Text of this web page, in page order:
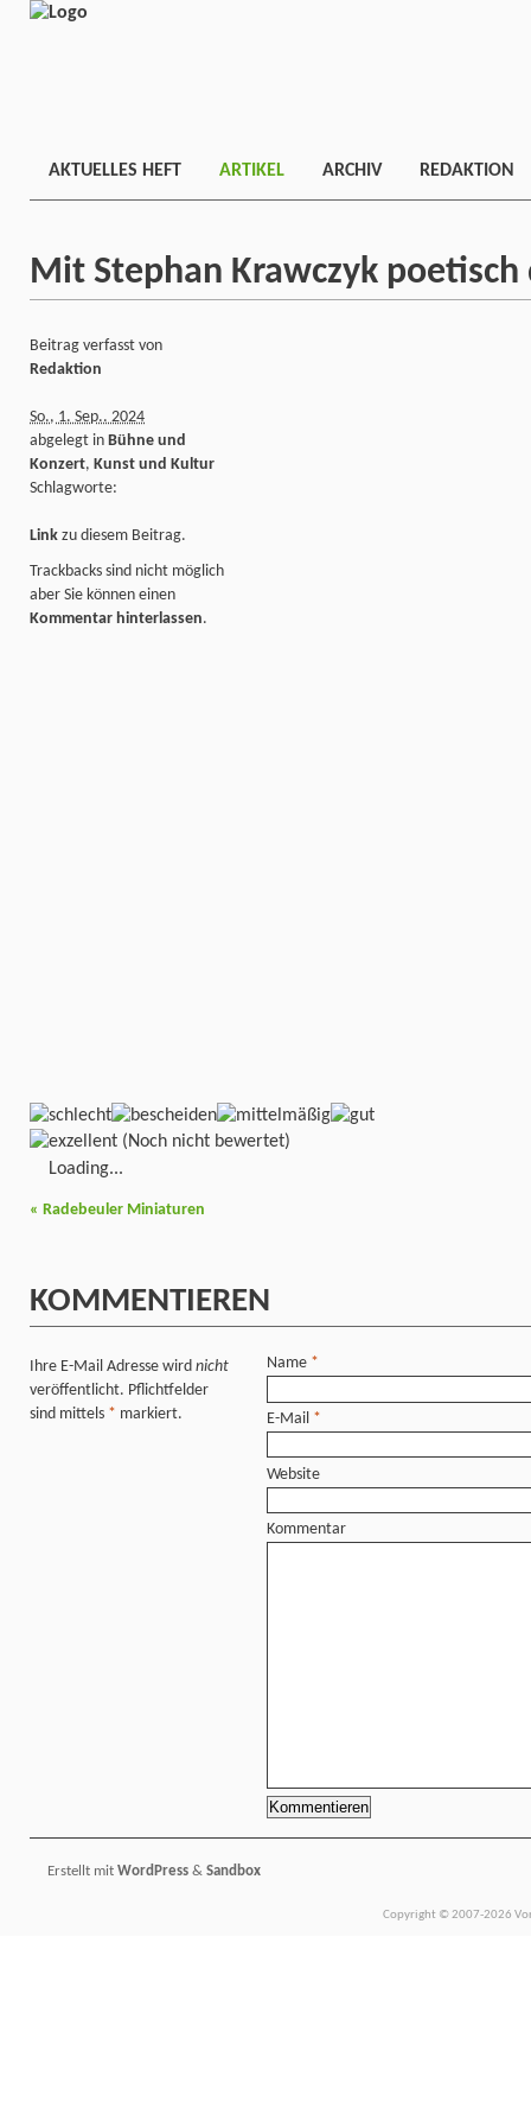
AKTUELLES HEFT ARTIKEL ARCHIV REDAKTION
Mit Stephan Krawczyk poetisch
Beitrag verfasst von
Redaktion
So., 1. Sep.. 2024
abgelegt in Bühne und
Konzert, Kunst und Kultur
Schlagworte:
Link zu diesem Beitrag.
Trackbacks sind nicht möglich
aber Sie können einen
Kommentar hinterlassen.
(Noch nicht bewertet)
Loading...
« Radebeuler Miniaturen
KOMMENTIEREN
Ihre E-Mail Adresse wird nicht
veröffentlicht. Pflichtfelder
sind mittels * markiert.
Name *
E-Mail *
Website
Kommentar
Erstellt mit WordPress & Sandbox
Copyright © 2007-2026